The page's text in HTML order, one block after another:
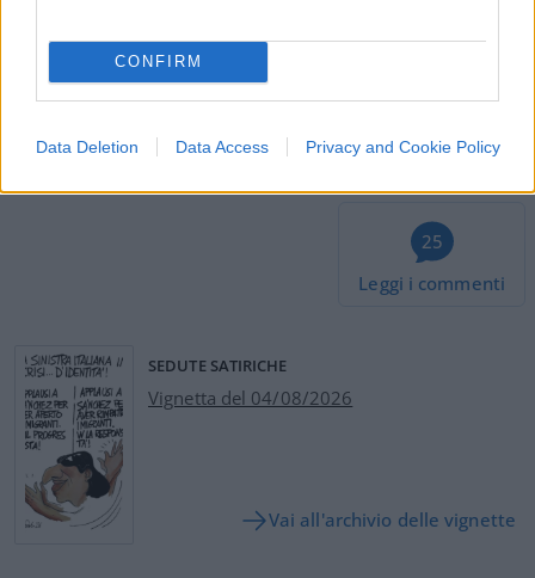
CONFIRM
Data Deletion Data Access Privacy and Cookie Policy
#GIUSEPPE CONTE
#GOVERNO GIALLOROSSO
#GRANDE FRATELLO
#SMARTPHONE
Precedente
PAGINA
25
Leggi i commenti
SEDUTE SATIRICHE
Vignetta del 04/08/2026
Vai all'archivio delle vignette